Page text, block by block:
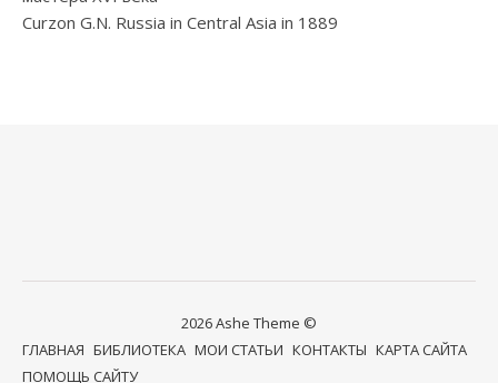
Curzon G.N. Russia in Central Asia in 1889
2026 Ashe Theme ©
ГЛАВНАЯ БИБЛИОТЕКА МОИ СТАТЬИ КОНТАКТЫ КАРТА САЙТА
ПОМОЩЬ САЙТУ